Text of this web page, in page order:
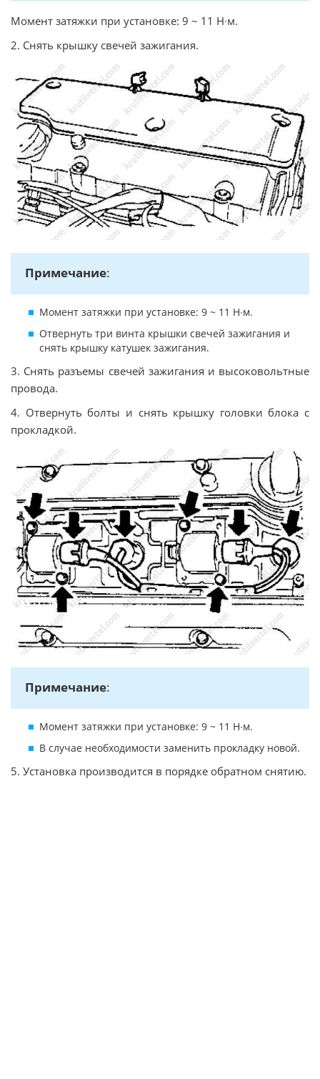
Момент затяжки при установке: 9 ~ 11 Н∙м.
2. Снять крышку свечей зажигания.
Примечание:
Момент затяжки при установке: 9 ~ 11 Н∙м.
Отвернуть три винта крышки свечей зажигания и
снять крышку катушек зажигания.
3. Снять разъемы свечей зажигания и высоковольтные
провода.
4. Отвернуть болты и снять крышку головки блока с
прокладкой.
Примечание:
Момент затяжки при установке: 9 ~ 11 Н∙м.
В случае необходимости заменить прокладку новой.
5. Установка производится в порядке обратном снятию.